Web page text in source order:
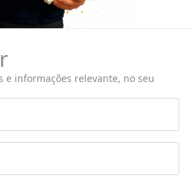
e informações relevante, no seu